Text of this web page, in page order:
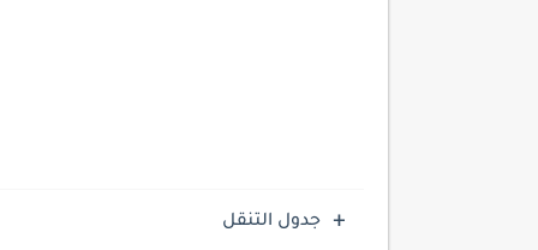
جدول التنقل